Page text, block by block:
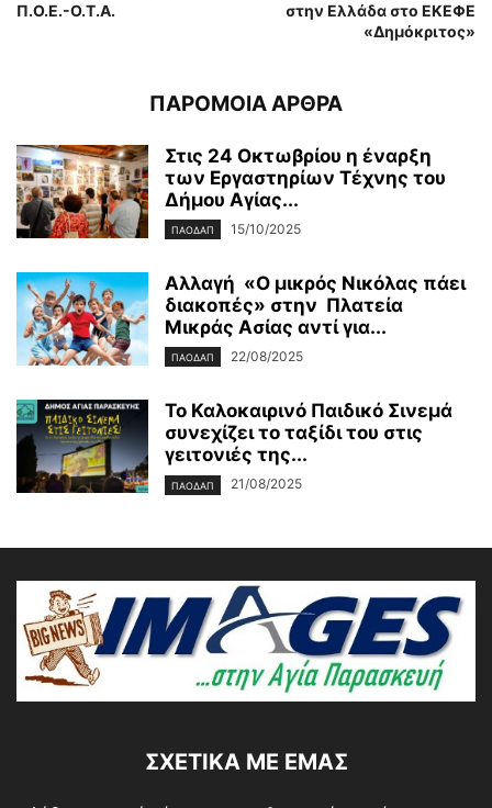
Π.Ο.Ε.-Ο.Τ.Α.
στην Ελλάδα στο ΕΚΕΦΕ
«Δημόκριτος»
ΠΑΡΟΜΟΙΑ ΑΡΘΡΑ
Στις 24 Οκτωβρίου η έναρξη
των Εργαστηρίων Τέχνης του
Δήμου Αγίας...
ΠΑΟΔΑΠ 15/10/2025
Αλλαγή «Ο μικρός Νικόλας πάει
διακοπές» στην Πλατεία
Μικράς Ασίας αντί για...
ΠΑΟΔΑΠ 22/08/2025
Το Καλοκαιρινό Παιδικό Σινεμά
συνεχίζει το ταξίδι του στις
γειτονιές της...
ΠΑΟΔΑΠ 21/08/2025
ΣΧΕΤΙΚΆ ΜΕ ΕΜΆΣ